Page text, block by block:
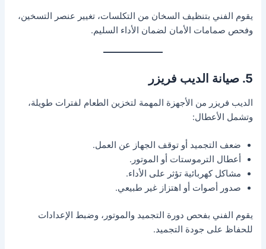
يقوم الفني بتنظيف السخان من التكلسات، تغيير عنصر التسخين،
وفحص صمامات الأمان لضمان الأداء السليم.
5. صيانة الديب فريزر
الديب فريزر من الأجهزة المهمة لتخزين الطعام لفترات طويلة،
وتشمل الأعطال:
ضعف التجميد أو توقف الجهاز عن العمل.
أعطال الترموستات أو الموتور.
مشاكل كهربائية تؤثر على الأداء.
صدور أصوات أو اهتزاز غير طبيعي.
يقوم الفني بفحص دورة التجميد والموتور، وضبط الإعدادات
للحفاظ على جودة التجميد.